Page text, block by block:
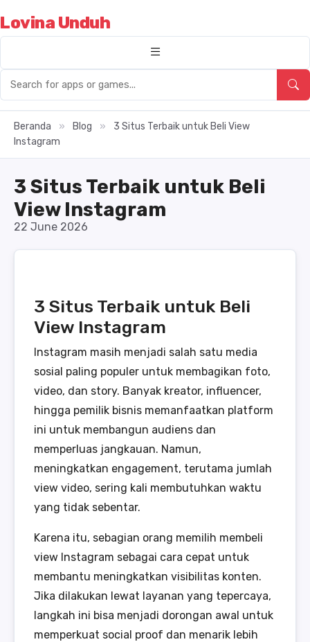
Lovina Unduh
Beranda » Blog »
3 Situs Terbaik untuk Beli View
Instagram
3 Situs Terbaik untuk Beli
View Instagram
22 June 2026
3 Situs Terbaik untuk Beli
View Instagram
Instagram masih menjadi salah satu media
sosial paling populer untuk membagikan foto,
video, dan story. Banyak kreator, influencer,
hingga pemilik bisnis memanfaatkan platform
ini untuk membangun audiens dan
memperluas jangkauan. Namun,
meningkatkan engagement, terutama jumlah
view video, sering kali membutuhkan waktu
yang tidak sebentar.
Karena itu, sebagian orang memilih membeli
view Instagram sebagai cara cepat untuk
membantu meningkatkan visibilitas konten.
Jika dilakukan lewat layanan yang tepercaya,
langkah ini bisa menjadi dorongan awal untuk
memperkuat social proof dan menarik lebih